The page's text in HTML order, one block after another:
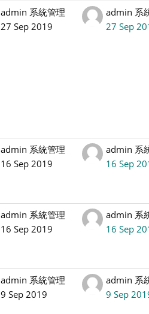
admin 系統管理
27 Sep 2019
admin 系
27 Sep
admin 系統管理
16 Sep 2019
admin 系
16 Sep
admin 系統管理
16 Sep 2019
admin 系
16 Sep
admin 系統管理
9 Sep 2019
admin 系
9 Sep